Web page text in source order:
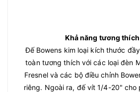
Khả năng tương
Đế Bowens kim loại kích thước
toàn tương thích với các loại đèn
Fresnel và các bộ điều chỉnh
riêng. Ngoài ra, đế vít 1/4-20" cho